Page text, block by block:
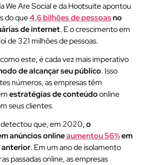
We Are Social e da Hootsuite apontou
do que4,6 bilhões de pessoasno
de internet. E o crescimento em
de 321 milhões de pessoas.
este, é cada vez mais imperativo
de alcançar seu público. Isso
números, as empresas têm
estratégias de conteúdoonline
seus clientes.
detectou que, em 2020,o
anúncios onlineaumentou 56%em
anterior. Em um ano de isolamento
passadas online, as empresas